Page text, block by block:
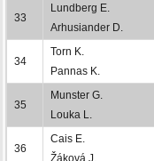
33
Lundberg E.
Arhusiander D.
34
Torn K.
Pannas K.
35
Munster G.
Louka L.
36
Cais E.
Žáková J.